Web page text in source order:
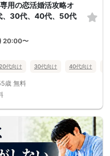
用の恋活婚活攻略オ
、30代、40代、50代
20:00〜
代向け 30代向け 40代向け
歳 無料